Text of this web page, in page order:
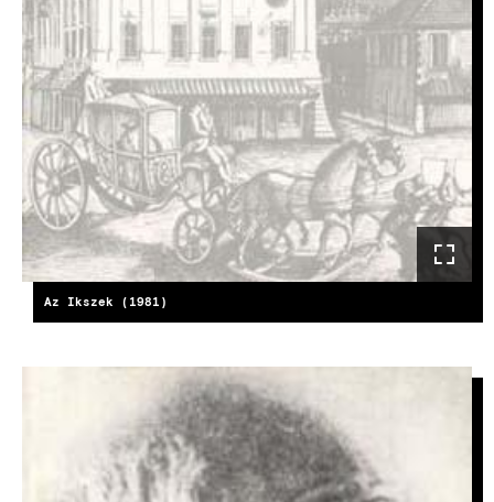
Az Ikszek (1981)